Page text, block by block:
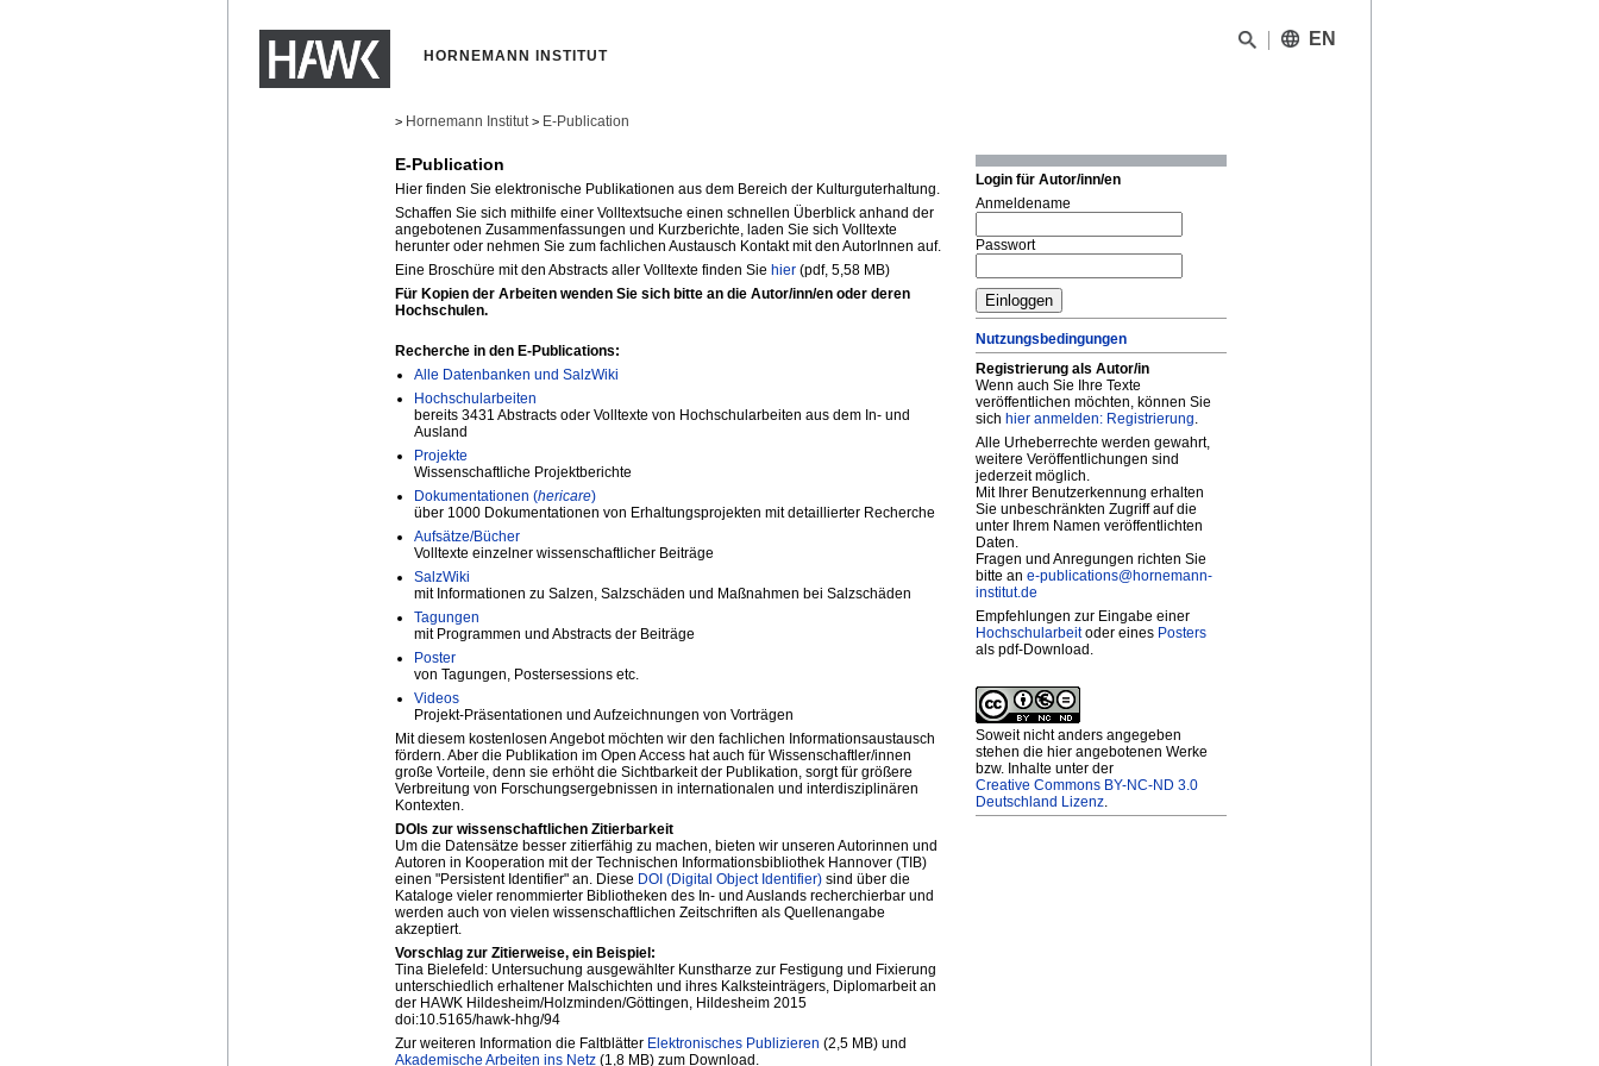
HORNEMANN INSTITUT
EN
> Hornemann Institut > E-Publication
E-Publication
Hier finden Sie elektronische Publikationen aus dem Bereich der Kulturguterhaltung.
Schaffen Sie sich mithilfe einer Volltextsuche einen schnellen Überblick anhand der
angebotenen Zusammenfassungen und Kurzberichte, laden Sie sich Volltexte
herunter oder nehmen Sie zum fachlichen Austausch Kontakt mit den AutorInnen auf.
Eine Broschüre mit den Abstracts aller Volltexte finden Sie hier (pdf, 5,58 MB)
Für Kopien der Arbeiten wenden Sie sich bitte an die Autor/inn/en oder deren
Hochschulen.
Recherche in den E-Publications:
Alle Datenbanken und SalzWiki
Hochschularbeiten
bereits 3431 Abstracts oder Volltexte von Hochschularbeiten aus dem In- und
Ausland
Projekte
Wissenschaftliche Projektberichte
Dokumentationen (hericare)
über 1000 Dokumentationen von Erhaltungsprojekten mit detaillierter Recherche
Aufsätze/Bücher
Volltexte einzelner wissenschaftlicher Beiträge
SalzWiki
mit Informationen zu Salzen, Salzschäden und Maßnahmen bei Salzschäden
Tagungen
mit Programmen und Abstracts der Beiträge
Poster
von Tagungen, Postersessions etc.
Videos
Projekt-Präsentationen und Aufzeichnungen von Vorträgen
Mit diesem kostenlosen Angebot möchten wir den fachlichen Informationsaustausch
fördern. Aber die Publikation im Open Access hat auch für Wissenschaftler/innen
große Vorteile, denn sie erhöht die Sichtbarkeit der Publikation, sorgt für größere
Verbreitung von Forschungsergebnissen in internationalen und interdisziplinären
Kontexten.
DOIs zur wissenschaftlichen Zitierbarkeit
Um die Datensätze besser zitierfähig zu machen, bieten wir unseren Autorinnen und
Autoren in Kooperation mit der Technischen Informationsbibliothek Hannover (TIB)
einen "Persistent Identifier" an. Diese DOI (Digital Object Identifier) sind über die
Kataloge vieler renommierter Bibliotheken des In- und Auslands recherchierbar und
werden auch von vielen wissenschaftlichen Zeitschriften als Quellenangabe
akzeptiert.
Vorschlag zur Zitierweise, ein Beispiel:
Tina Bielefeld: Untersuchung ausgewählter Kunstharze zur Festigung und Fixierung
unterschiedlich erhaltener Malschichten und ihres Kalksteinträgers, Diplomarbeit an
der HAWK Hildesheim/Holzminden/Göttingen, Hildesheim 2015
doi:10.5165/hawk-hhg/94
Zur weiteren Information die Faltblätter Elektronisches Publizieren (2,5 MB) und
Akademische Arbeiten ins Netz (1,8 MB) zum Download.
Login für Autor/inn/en
Anmeldename
Passwort
Nutzungsbedingungen
Registrierung als Autor/in
Wenn auch Sie Ihre Texte
veröffentlichen möchten, können Sie
sich hier anmelden: Registrierung.
Alle Urheberrechte werden gewahrt,
weitere Veröffentlichungen sind
jederzeit möglich.
Mit Ihrer Benutzerkennung erhalten
Sie unbeschränkten Zugriff auf die
unter Ihrem Namen veröffentlichten
Daten.
Fragen und Anregungen richten Sie
bitte an e-publications@hornemann-
institut.de
Empfehlungen zur Eingabe einer
Hochschularbeitoder eines Posters
als pdf-Download.
Soweit nicht anders angegeben
stehen die hier angebotenen Werke
bzw. Inhalte unter der
Creative Commons BY-NC-ND 3.0
Deutschland Lizenz.